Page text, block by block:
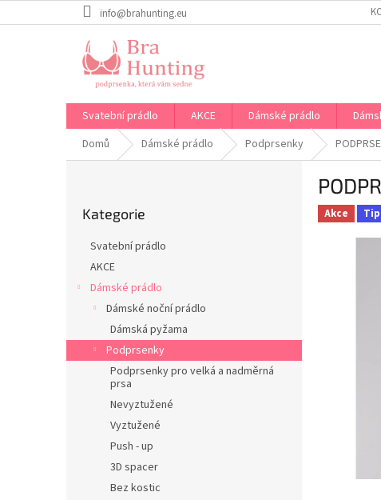
na
info@brahunting.eu
Svatební prádlo AKCE Dámské prádlo
Domů
Dámské prádlo Podprsenky
a
n
kategorie
Kategorie
Svatební prádlo
AKCE
Dámské prádlo
Dámské noční prádlo
Dámská pyžama
Podprsenky
Podprsenky pro velká a nadměrná
prsa
Nevyztužené
Vyztužené
Push - up
3D spacer
Bez kostic
Akce Tip